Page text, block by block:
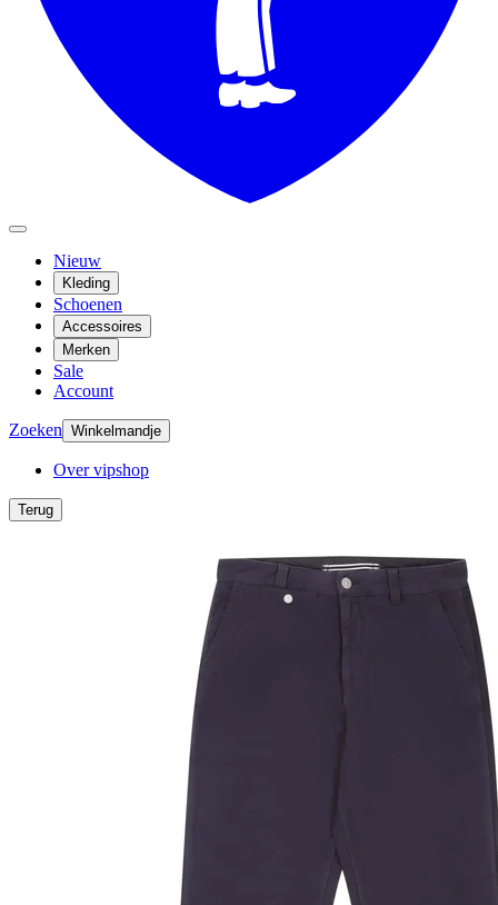
Nieuw
Kleding
Schoenen
Accessoires
Merken
Sale
Account
Zoeken Winkelmandje
Over vipshop
Terug